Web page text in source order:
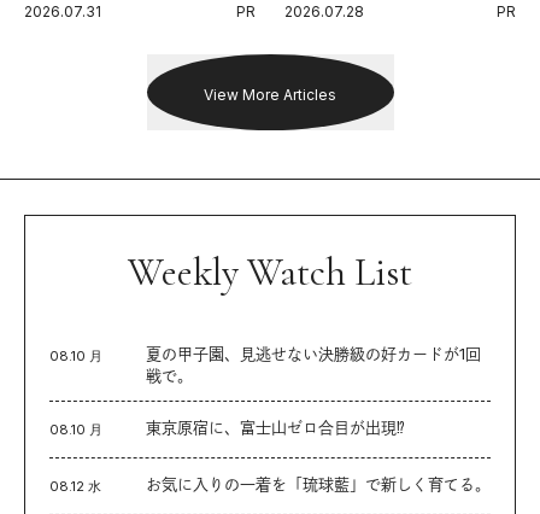
出した新機軸。
2026.07.31 PR
戦を夢見るランナーたちの奮闘
2026.07.28 PR
View More Articles
Weekly Watch List
08.10 月
夏の甲子園、見逃せない決勝級の好カードが1回
戦で。
08.10 月 東京原宿に、富士山ゼロ合目が出現⁉︎
08.12 水 お気に入りの一着を「琉球藍」で新しく育てる。